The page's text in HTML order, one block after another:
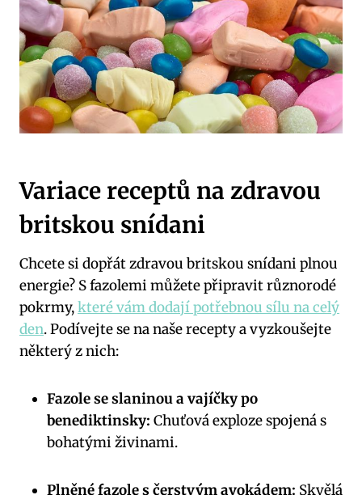
Variace receptů na zdravou
britskou snídani
Chcete si dopřát zdravou britskou snídani plnou
energie? S fazolemi můžete připravit různorodé
pokrmy,které vám dodají potřebnou sílu na celý
den. Podívejte se na naše recepty a vyzkoušejte
některý z nich:
Fazole se slaninou a vajíčky po
benediktinsky: Chuťová exploze spojená s
bohatými živinami.
Plněné fazole s čerstvým avokádem: Skvělá